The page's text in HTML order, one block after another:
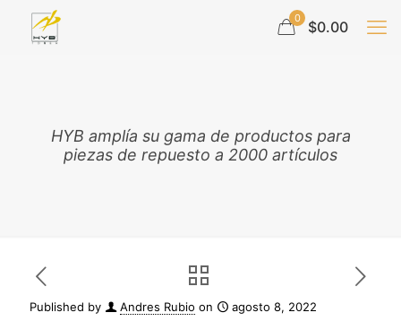
0 $0.00
HYB amplía su gama de productos para
piezas de repuesto a 2000 artículos
Published by Andres Rubio on agosto 8, 2022